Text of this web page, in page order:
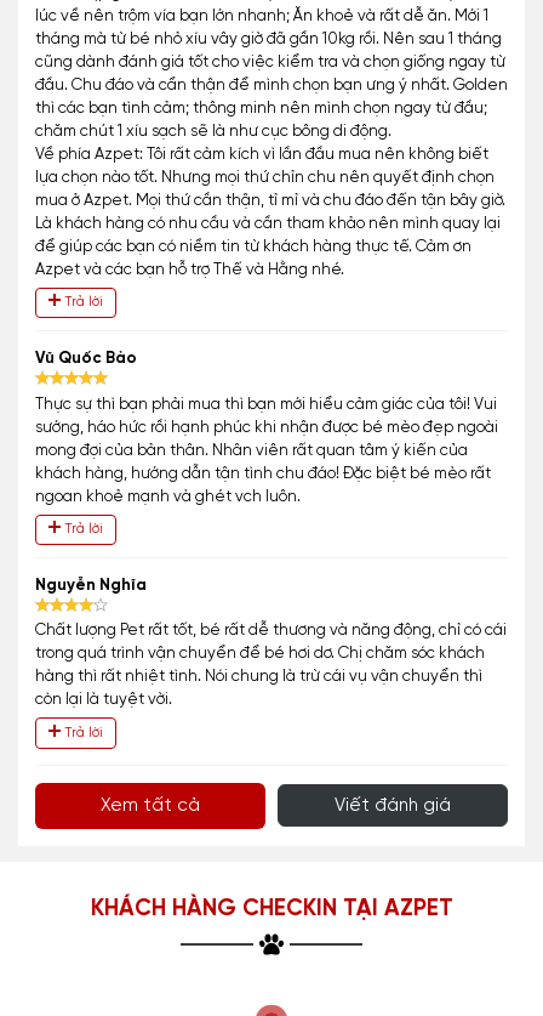
lúc về nên trộm vía bạn lớn nhanh; Ăn khoẻ và rất dễ ăn. Mới 1
tháng mà từ bé nhỏ xíu vây giờ đã gần 10kg rồi. Nên sau 1 tháng
cũng dành đánh giá tốt cho việc kiểm tra và chọn giống ngay từ
đầu. Chu đáo và cẩn thận để mình chọn bạn ưng ý nhất. Golden
thì các bạn tình cảm; thông minh nên mình chọn ngay từ đầu;
chăm chút 1 xíu sạch sẽ là như cục bông di động.
Về phía Azpet: Tôi rất cảm kích vì lần đầu mua nên không biết
lựa chọn nào tốt. Nhưng mọi thứ chỉn chu nên quyết định chọn
mua ở Azpet. Mọi thứ cần thận, tỉ mỉ và chu đáo đến tận bây giờ.
Là khách hàng có nhu cầu và cần tham khảo nên mình quay lại
để giúp các bạn có niềm tin từ khách hàng thực tế. Cảm ơn
Azpet và các bạn hỗ trợ Thế và Hằng nhé.
Trả lời
Vũ Quốc Bảo
Thực sự thì bạn phải mua thì bạn mới hiểu cảm giác của tôi! Vui
sướng, háo hức rồi hạnh phúc khi nhận được bé mèo đẹp ngoài
mong đợi của bản thân. Nhân viên rất quan tâm ý kiến của
khách hàng, hướng dẫn tận tình chu đáo! Đặc biệt bé mèo rất
ngoan khoẻ mạnh và ghét vch luôn.
Trả lời
Nguyễn Nghĩa
Chất lượng Pet rất tốt, bé rất dễ thương và năng động, chỉ có cái
trong quá trình vận chuyển để bé hơi dơ. Chị chăm sóc khách
hàng thì rất nhiệt tình. Nói chung là trừ cái vụ vận chuyển thì
còn lại là tuyệt vời.
Trả lời
Xem tất cả Viết đánh giá
KHÁCH HÀNG CHECKIN TẠI AZPET